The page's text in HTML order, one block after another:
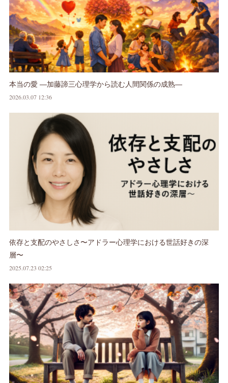
本当の愛 ―加藤諦三心理学から読む人間関係の成熟―
2026.03.07 12:36
依存と支配のやさしさ〜アドラー心理学における世話好きの深
層〜
2025.07.23 02:25